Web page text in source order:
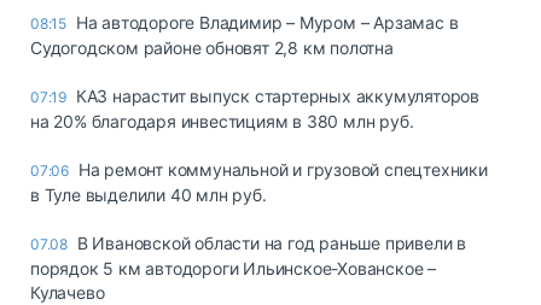
08:15 На автодороге Владимир – Муром – Арзамас в
Судогодском районе обновят 2,8 км полотна
07:19 КАЗ нарастит выпуск стартерных аккумуляторов
на 20% благодаря инвестициям в 380 млн руб.
07:06 На ремонт коммунальной и грузовой спецтехники
в Туле выделили 40 млн руб.
07.08 В Ивановской области на год раньше привели в
порядок 5 км автодороги Ильинское-Хованское –
Кулачево